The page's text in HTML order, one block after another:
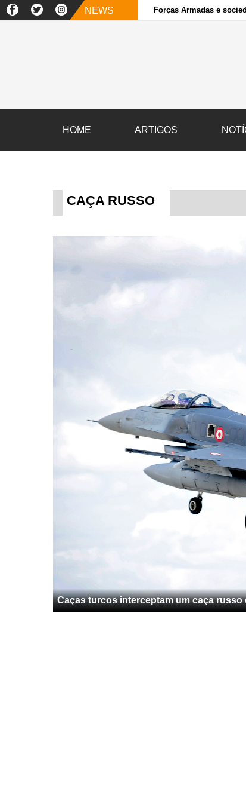
NEWS Forças Armadas e
HOME ARTIGOS
CAÇA RUSSO
Caças turcos interceptam um caça